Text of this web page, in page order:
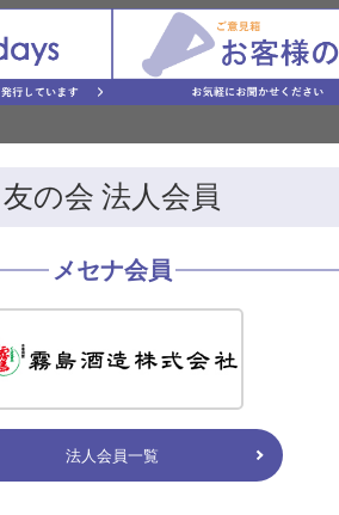
友の会 法人会員
メセナ会員
法人会員一覧